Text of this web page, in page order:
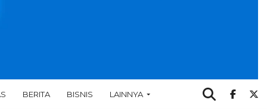
BERITA BISNIS LAINNYA